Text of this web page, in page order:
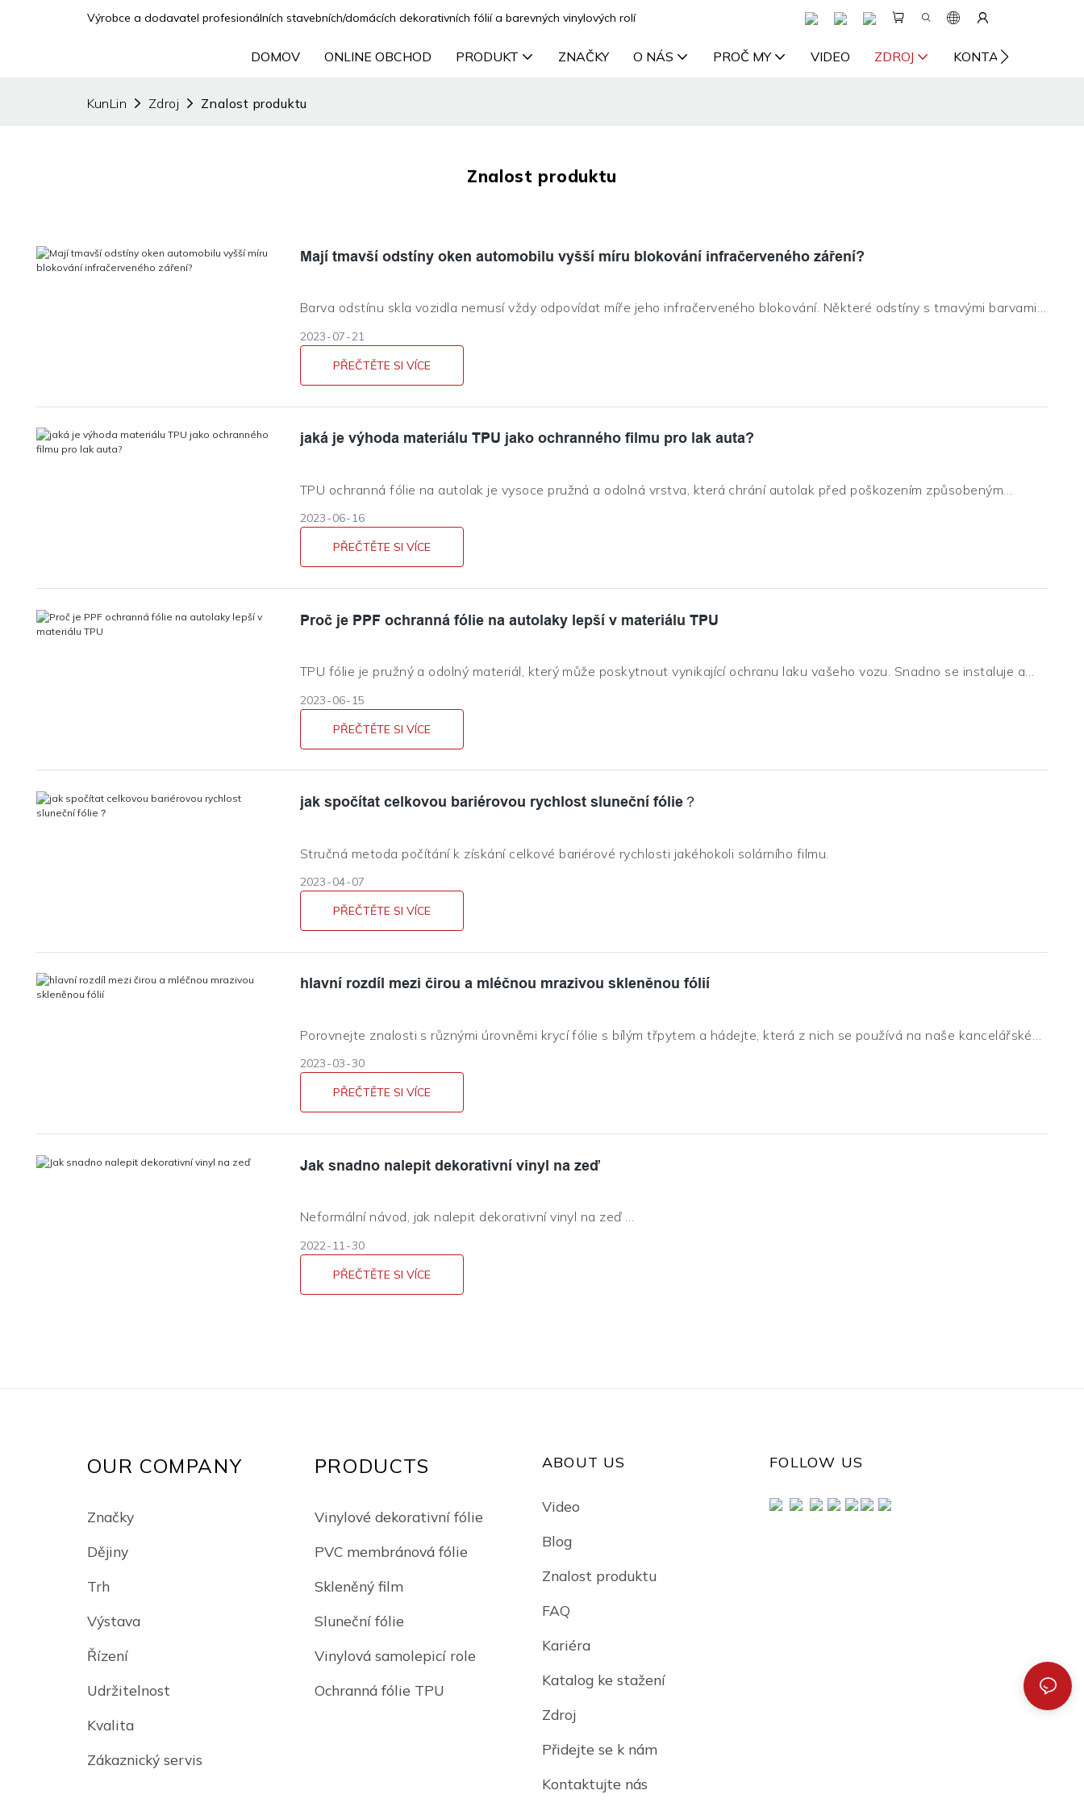
Výrobce a dodavatel profesionálních stavebních/domácích dekorativních fólií a barevných vinylových rolí
DOMOV ONLINE OBCHOD PRODUKT ZNAČKY O NÁS PROČ MY VIDEO ZDROJ KONTAKTUJTE NÁS
KunLin Zdroj Znalost produktu
Znalost produktu
Mají tmavší odstíny oken automobilu vyšší míru blokování infračerveného záření?
Barva odstínu skla vozidla nemusí vždy odpovídat míře jeho infračerveného blokování. Některé odstíny s tmavými barvami
blokování infračerveného záření. Konkrétní testovací nástroj je nejlepším přístupem k měření míry blokování infračerveného
odstínu automobilu
2023 07 21
PŘEČTĚTE SI VÍCE
jaká je výhoda materiálu TPU jako ochranného filmu pro lak auta?
TPU ochranná fólie na autolak je vysoce pružná a odolná vrstva, která chrání autolak před poškozením způsobeným
zvyšuje lesk až o 20 %. Lepidlo citlivé na tlak zajišťuje snadné odstranění bez zbytků lepidla. Splňuje požadavky na
ochranu životního prostředí.
2023 06 16
PŘEČTĚTE SI VÍCE
Proč je PPF ochranná fólie na autolaky lepší v materiálu TPU
TPU fólie je pružný a odolný materiál, který může poskytnout vynikající ochranu laku vašeho vozu. Snadno se instaluje a
vylepšit vzhled vašeho vozu nabídkou různých barev a možností povrchové úpravy. je také dlouhotrvající a má samoléčivý
charakter, což znamená, že se dokáže sám opravit působením tepla nebo jiných živlů.
2023 06 15
PŘEČTĚTE SI VÍCE
jak spočítat celkovou bariérovou rychlost sluneční fólie？
Stručná metoda počítání k získání celkové bariérové ​​rychlosti jakéhokoli solárního filmu.
2023 04 07
PŘEČTĚTE SI VÍCE
hlavní rozdíl mezi čirou a mléčnou mrazivou skleněnou fólií
Porovnejte znalosti s různými úrovněmi krycí fólie s bílým třpytem a hádejte, která z nich se používá na naše kancelářské
2023 03 30
PŘEČTĚTE SI VÍCE
Jak snadno nalepit dekorativní vinyl na zeď
Neformální návod, jak nalepit dekorativní vinyl na zeď
2022 11 30
PŘEČTĚTE SI VÍCE
OUR COMPANY
Značky
Dějiny
Trh
Výstava
Řízení
Udržitelnost
Kvalita
Zákaznický servis
PRODUCTS
Vinylové dekorativní fólie
PVC membránová fólie
Skleněný film
Sluneční fólie
Vinylová samolepicí role
Ochranná fólie TPU
ABOUT US
Video
Blog
Znalost produktu
FAQ
Kariéra
Katalog ke stažení
Zdroj
Přidejte se k nám
Kontaktujte nás
FOLLOW US